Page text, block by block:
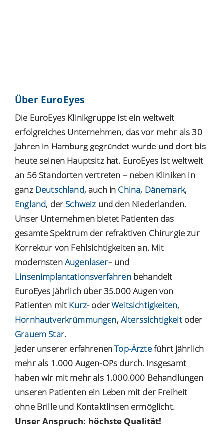
Über EuroEyes
Die EuroEyes Klinikgruppe ist ein weltweit
erfolgreiches Unternehmen, das vor mehr als 30
Jahren in Hamburg gegründet wurde und dort bis
heute seinen Hauptsitz hat. EuroEyes ist weltweit
an 56 Standorten vertreten – neben Kliniken in
ganz Deutschland, auch in China, Dänemark,
England, der Schweiz und den Niederlanden.
Unser Unternehmen bietet Patienten das
gesamte Spektrum der refraktiven Chirurgie zur
Korrektur von Fehlsichtigkeiten an. Mit
modernstenAugenlaser– und
Linsenimplantationsverfahrenbehandelt
EuroEyes jährlich über 35.000 Augen von
Patienten mit Kurz-oderWeitsichtigkeiten,
Hornhautverkrümmungen,Alterssichtigkeitoder
Grauem Star.
Jeder unserer erfahrenenTop-Ärzteführt jährlich
mehr als 1.000 Augen-OPs durch. Insgesamt
haben wir mit mehr als 1.000.000 Behandlungen
unseren Patienten ein Leben mit der Freiheit
ohne Brille und Kontaktlinsen ermöglicht.
Unser Anspruch: höchste Qualität!